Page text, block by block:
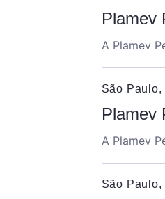
Plamev
A Plamev
São
Plamev
A Plamev
São